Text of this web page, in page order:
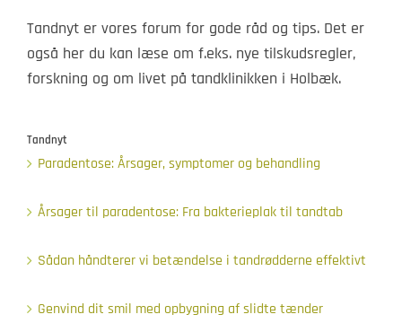
Tandnyt er vores forum for gode råd og tips. Det er
også her du kan læse om f.eks. nye tilskudsregler,
forskning og om livet på tandklinikken i Holbæk.
Tandnyt
Paradentose: Årsager, symptomer og behandling
Årsager til paradentose: Fra bakterieplak til tandtab
Sådan håndterer vi betændelse i tandrødderne effektivt
Genvind dit smil med opbygning af slidte tænder